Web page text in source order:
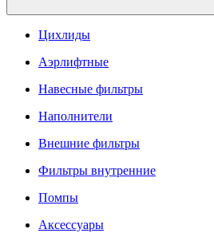
Цихлиды
Аэрлифтные
Навесные фильтры
Наполнители
Внешние фильтры
Фильтры внутренние
Помпы
Аксессуары